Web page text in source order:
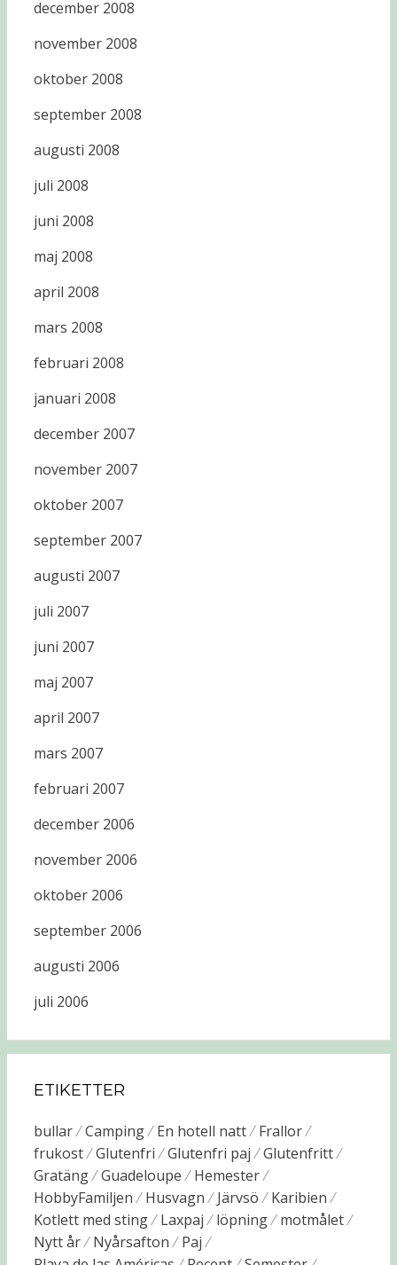
december 2008
november 2008
oktober 2008
september 2008
augusti 2008
juli 2008
juni 2008
maj 2008
april 2008
mars 2008
februari 2008
januari 2008
december 2007
november 2007
oktober 2007
september 2007
augusti 2007
juli 2007
juni 2007
maj 2007
april 2007
mars 2007
februari 2007
december 2006
november 2006
oktober 2006
september 2006
augusti 2006
juli 2006
ETIKETTER
bullar Camping En hotell natt
Frallor
frukost
Glutenfri Glutenfri paj
Glutenfritt
Gratäng
Guadeloupe
Hemester
HobbyFamiljen
Husvagn Järvsö
Karibien
Kotlett med sting
Laxpaj löpning
motmålet
Nytt år
Nyårsafton
Paj